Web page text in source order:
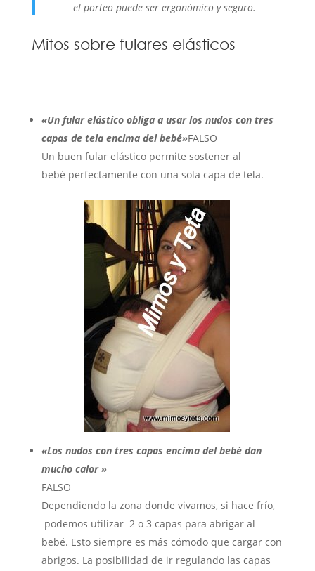
el porteo puede ser ergonómico y seguro.
Mitos sobre fulares elásticos
«Un fular elástico obliga a usar los nudos con tres
capas de tela encima del bebé»FALSO
Un buen fular elástico permite sostener al
bebé perfectamente con una sola capa de tela.
«Los nudos con tres capas encima del bebé dan
mucho calor »
FALSO
Dependiendo la zona donde vivamos, si hace frío,
podemos utilizar 2 o 3 capas para abrigar al
bebé. Esto siempre es más cómodo que cargar con
abrigos. La posibilidad de ir regulando las capas